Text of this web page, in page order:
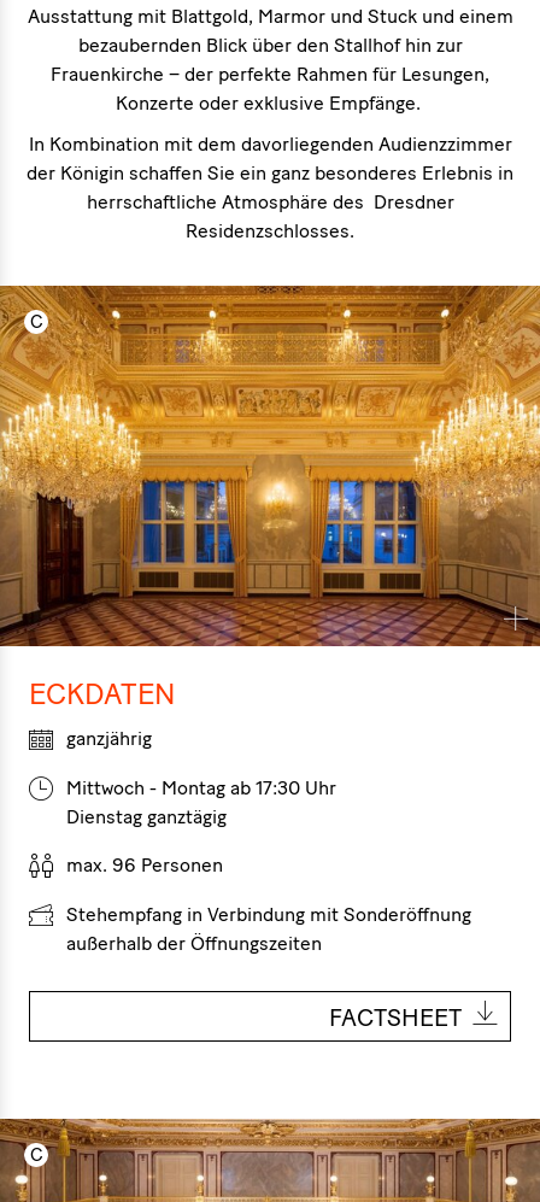
Ausstattung mit Blattgold, Marmor und Stuck und einem
bezaubernden Blick über den Stallhof hin zur
Frauenkirche – der perfekte Rahmen für Lesungen,
Konzerte oder exklusive Empfänge.
In Kombination mit dem davorliegenden Audienzzimmer
der Königin schaffen Sie ein ganz besonderes Erlebnis in
herrschaftliche Atmosphäre des Dresdner
Residenzschlosses.
ECKDATEN
ganzjährig
Mittwoch - Montag ab 17:30 Uhr
Dienstag ganztägig
max. 96 Personen
Stehempfang in Verbindung mit Sonderöffnung
außerhalb der Öffnungszeiten
FACTSHEET